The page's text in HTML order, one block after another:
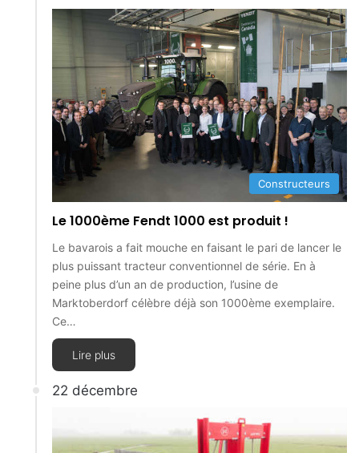
Constructeurs
Le 1000ème Fendt 1000 est produit !
Le bavarois a fait mouche en faisant le pari de lancer le
plus puissant tracteur conventionnel de série. En à
peine plus d’un an de production, l’usine de
Marktoberdorf célèbre déjà son 1000ème exemplaire.
Ce…
Lire plus
22 décembre